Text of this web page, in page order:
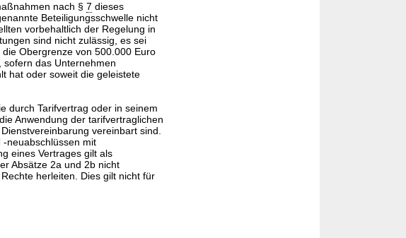
nach § 7 dieses
Beteiligungsschwelle nicht
vorbehaltlich der Regelung in
sind nicht zulässig, es sei
Obergrenze von 500.000 Euro
das Unternehmen
hat oder soweit die geleistete
durch Tarifvertrag oder in seinem
Anwendung der tarifvertraglichen
vereinbart sind.
-neuabschlüssen mit
eines Vertrages gilt als
Absätze 2a und 2b nicht
herleiten. Dies gilt nicht für